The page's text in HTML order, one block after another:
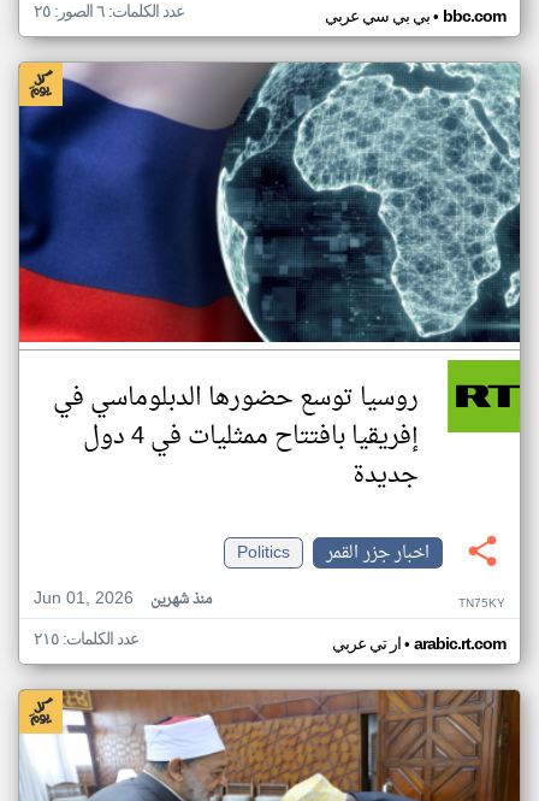
بي بي سي عربي• bbc.com عدد الكلمات: ٦ الصور: ٢٥
روسيا توسع حضورها الدبلوماسي في
إفريقيا بافتتاح ممثليات في 4 دول
جديدة
اخبار جزر القمر
Politics
Jun 01, 2026
منذ شهرين TN75KY
ار تي عربي• arabic.rt.com عدد الكلمات: ٢١٥